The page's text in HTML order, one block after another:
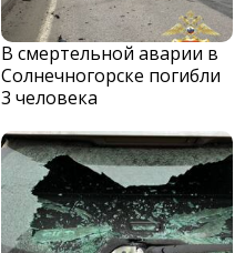
В смертельной аварии в
Солнечногорске погибли
3 человека